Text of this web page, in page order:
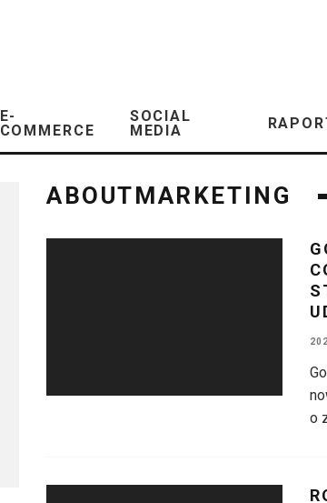
E-
COMMERCE
SOCIAL
MEDIA
ABOUTMARKETING
o